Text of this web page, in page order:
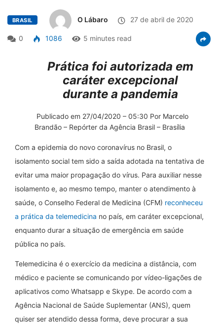
BRASIL O Lábaro 27 de abril de 2020
0 1086 5 minutes read
Prática foi autorizada em
caráter excepcional
durante a pandemia
Publicado em 27/04/2020 – 05:30 Por Marcelo
Brandão – Repórter da Agência Brasil – Brasília
Com a epidemia do novo coronavírus no Brasil, o
isolamento social tem sido a saída adotada na tentativa de
evitar uma maior propagação do vírus. Para auxiliar nesse
isolamento e, ao mesmo tempo, manter o atendimento à
saúde, o Conselho Federal de Medicina (CFM) reconheceu
a prática da telemedicina no país, em caráter excepcional,
enquanto durar a situação de emergência em saúde
pública no país.
Telemedicina é o exercício da medicina a distância, com
médico e paciente se comunicando por vídeo-ligações de
aplicativos como Whatsapp e Skype. De acordo com a
Agência Nacional de Saúde Suplementar (ANS), quem
quiser ser atendido dessa forma, deve procurar a sua